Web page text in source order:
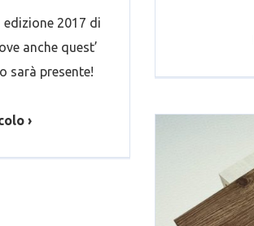
2017 di
anche quest’
sarà presente!
›